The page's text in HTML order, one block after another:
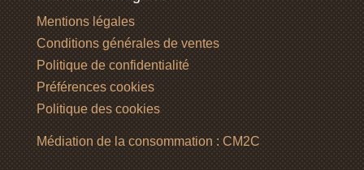
Mentions légales
Conditions générales de ventes
Politique de confidentialité
Préférences cookies
Politique des cookies
Médiation de la consommation : CM2C